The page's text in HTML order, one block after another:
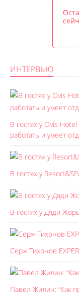
ИНТЕРВЬЮ
В гостях у Ovis
работать и умеет
В гостях у
В гостях у Дяди
Серж Тихонов
Павел Жилин: “Как